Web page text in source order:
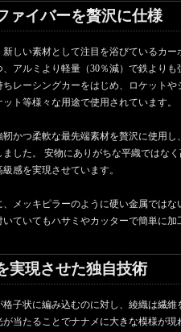
ァイバーを贅沢に仕様
新しい素材として注目を浴びているカ
、アルミより軽量（30％減）で鉄より
ちレーシングカーをはじめ、ロケット
ット等様々な用途で使用されています。
靭かつ柔軟な最先端素材を贅沢に使用
ました。 安物にありがちな平織ではな
感を実現させています。
、メッキピラーのように硬い金属では
いていてもハサミやカッターで簡単に加
実現させた独自技術
格子状に編み込むのに対し、綾織は繊維
が当たることでナナメに大きな模様が